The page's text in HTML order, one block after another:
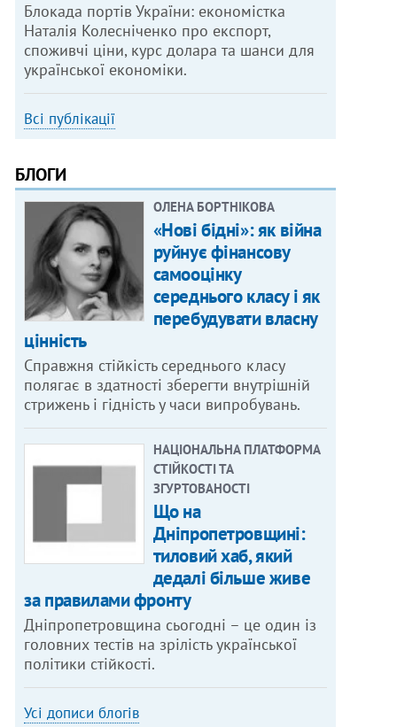
Блокада портів України: економістка
Наталія Колесніченко про експорт,
споживчі ціни, курс долара та шанси для
української економіки.
Всі публікації
БЛОГИ
ОЛЕНА БОРТНІКОВА
«Нові бідні»: як війна
руйнує фінансову
самооцінку
середнього класу і як
перебудувати власну
цінність
Справжня стійкість середнього класу
полягає в здатності зберегти внутрішній
стрижень і гідність у часи випробувань.
НАЦІОНАЛЬНА ПЛАТФОРМА
СТІЙКОСТІ ТА
ЗГУРТОВАНОСТІ
Що на
Дніпропетровщині:
тиловий хаб, який
дедалі більше живе
за правилами фронту
Дніпропетровщина сьогодні – це один із
головних тестів на зрілість української
політики стійкості.
Усі дописи блогів